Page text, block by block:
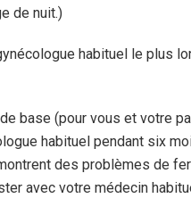
de nuit.)
habituel le plus
base (pour vous et votre
habituel pendant six
des problèmes de
avec votre médecin